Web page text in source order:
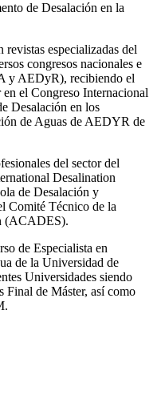
de Desalación en la
especializadas del
congresos nacionales e
y AEDyR), recibiendo el
el Congreso Internacional
Desalación en los
de Aguas de AEDYR de
del sector del
Desalination
de Desalación y
Comité Técnico de la
(ACADES).
de Especialista en
de la Universidad de
Universidades siendo
Final de Máster, así como